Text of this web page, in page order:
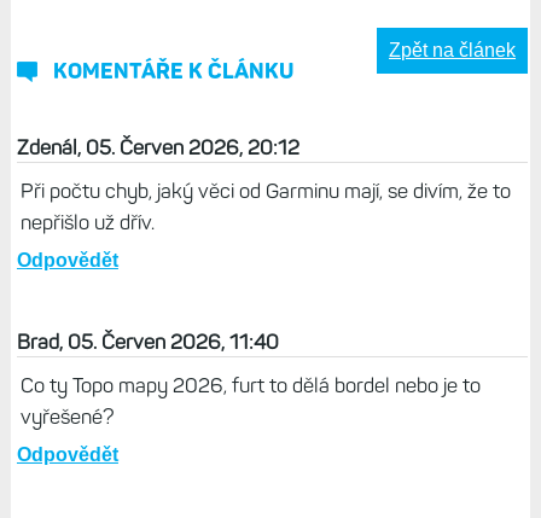
KOMENTÁŘE K ČLÁNKU
Zpět na článek
Zdenál, 05. Červen 2026, 20:12
Při počtu chyb, jaký věci od Garminu mají, se divím, že to
nepřišlo už dřív.
Odpovědět
Brad, 05. Červen 2026, 11:40
Co ty Topo mapy 2026, furt to dělá bordel nebo je to
vyřešené?
Odpovědět